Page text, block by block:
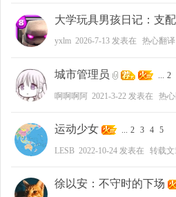
大学玩具男孩日记：支
yxlm 2026-7-13 发表在 热心翻译
城市管理员 ... 2
啊啊啊阿 2021-3-22 发表在 热
运动少女 ... 2 3 4 5
LESB 2022-10-24 发表在 转载
徐以安：不守时的下场